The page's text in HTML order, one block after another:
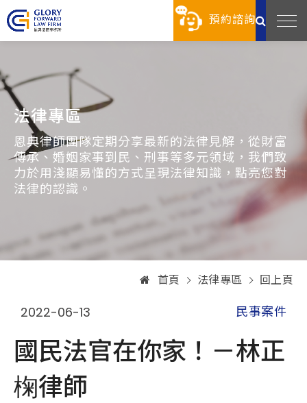
預約諮詢
法律專區
恩典律師團隊定期分享最新的法律見解，從財富
傳承、婚姻家事到民、刑事等多元領域，我們致
力於用淺顯易懂的方式呈現法律知識，點亮您對
法律的認識。
首頁 法律專區 回上頁
2022-06-13 民事案件
國民法官在你家！－林正
椈律師